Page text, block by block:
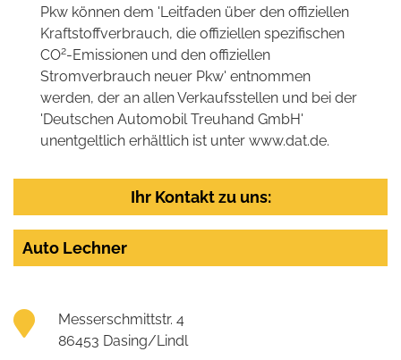
Pkw können dem 'Leitfaden über den offiziellen
Kraftstoffverbrauch, die offiziellen spezifischen
CO2-Emissionen und den offiziellen
Stromverbrauch neuer Pkw' entnommen
werden, der an allen Verkaufsstellen und bei der
'Deutschen Automobil Treuhand GmbH'
unentgeltlich erhältlich ist unter www.dat.de.
Ihr Kontakt zu uns:
Auto Lechner
Messerschmittstr. 4
86453 Dasing/Lindl